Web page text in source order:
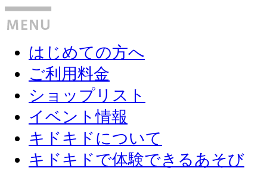
はじめての方へ
ご利用料金
ショップリスト
イベント情報
キドキドについて
キドキドで体験できるあそび